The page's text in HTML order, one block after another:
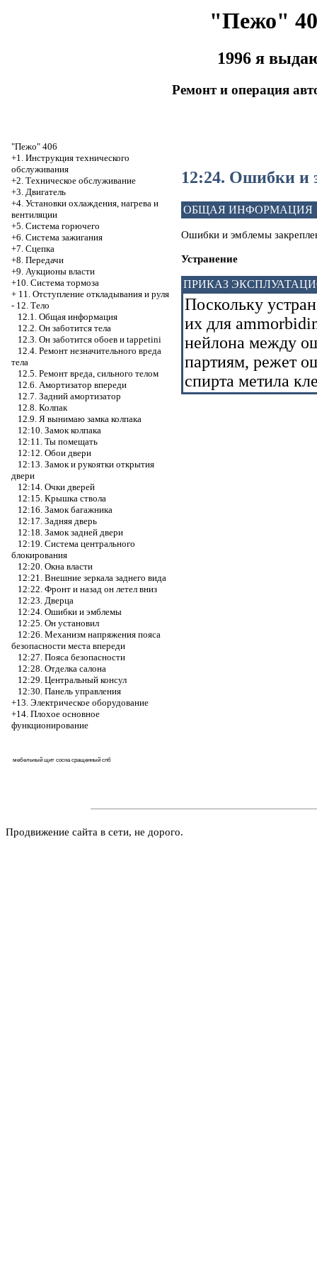
"Пежо"
1996 я
Ремонт и операция
"Пежо" 406
+1. Инструкция технического
обслуживания
+2. Техническое обслуживание
+3. Двигатель
+4. Установки охлаждения, нагрева и
вентиляции
+5. Система горючего
+6. Система зажигания
+7. Сцепка
+8. Передачи
+9. Аукционы власти
+10. Система тормоза
+ 11. Отступление откладывания и руля
- 12. Тело
12.1. Общая информация
12.2. Он заботится тела
12.3. Он заботится обоев и tappetini
12.4. Ремонт незначительного вреда
тела
12.5. Ремонт вреда, сильного телом
12.6. Амортизатор впереди
12.7. Задний амортизатор
12.8. Колпак
12.9. Я вынимаю замка колпака
12:10. Замок колпака
12:11. Ты помещать
12:12. Обои двери
12:13. Замок и рукоятки открытия
двери
12:14. Очки дверей
12:15. Крышка ствола
12:16. Замок багажника
12:17. Задняя дверь
12:18. Замок задней двери
12:19. Система центрального
блокирования
12:20. Окна власти
12:21. Внешние зеркала заднего вида
12:22. Фронт и назад он летел вниз
12:23. Дверца
12:24. Ошибки и эмблемы
12:25. Он установил
12:26. Механизм напряжения пояса
безопасности места впереди
12:27. Пояса безопасности
12:28. Отделка салона
12:29. Центральный консул
12:30. Панель управления
+13. Электрическое оборудование
+14. Плохое основное
функционирование
мебельный щит сосна сращенный спб
12:24. Ошибки и
ОБЩАЯ ИНФОРМАЦИЯ
Ошибки и эмблемы
Устранение
ПРИКАЗ
Поскольку
их для
нейлона между
партиям, режет
спирта метила
Продвижение сайта в сети, не дорого.